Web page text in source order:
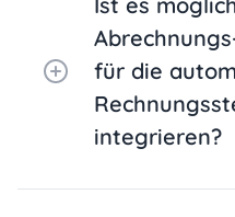
für die
integrieren?